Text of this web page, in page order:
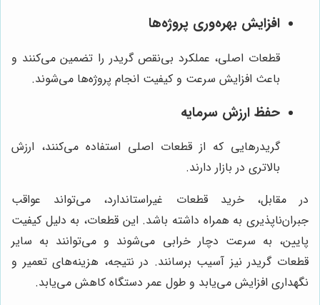
افزایش بهره‌وری پروژه‌ها
قطعات اصلی، عملکرد بی‌نقص گریدر را تضمین می‌کنند و
باعث افزایش سرعت و کیفیت انجام پروژه‌ها می‌شوند.
حفظ ارزش سرمایه
گریدرهایی که از قطعات اصلی استفاده می‌کنند، ارزش
بالاتری در بازار دارند.
در مقابل، خرید قطعات غیراستاندارد، می‌تواند عواقب
جبران‌ناپذیری به همراه داشته باشد. این قطعات، به دلیل کیفیت
پایین، به سرعت دچار خرابی می‌شوند و می‌توانند به سایر
قطعات گریدر نیز آسیب برسانند. در نتیجه، هزینه‌های تعمیر و
نگهداری افزایش می‌یابد و طول عمر دستگاه کاهش می‌یابد.